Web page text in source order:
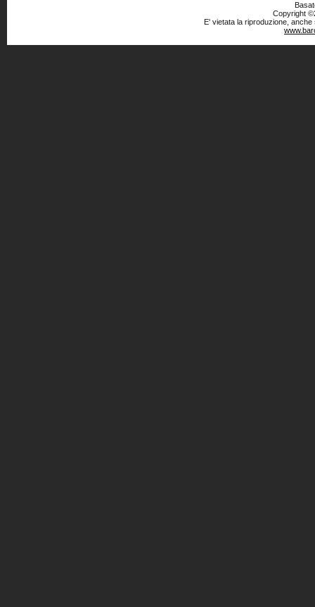
Copyright
E' vietata la riproduzione,